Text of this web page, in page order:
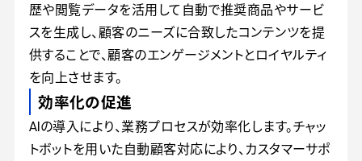
歴や閲覧データを活用して自動で推奨商品やサービ
スを生成し、顧客のニーズに合致したコンテンツを提
供することで、顧客のエンゲージメントとロイヤルティ
を向上させます。
効率化の促進
AIの導入により、業務プロセスが効率化します。チャッ
トボットを用いた自動顧客対応により、カスタマーサポ